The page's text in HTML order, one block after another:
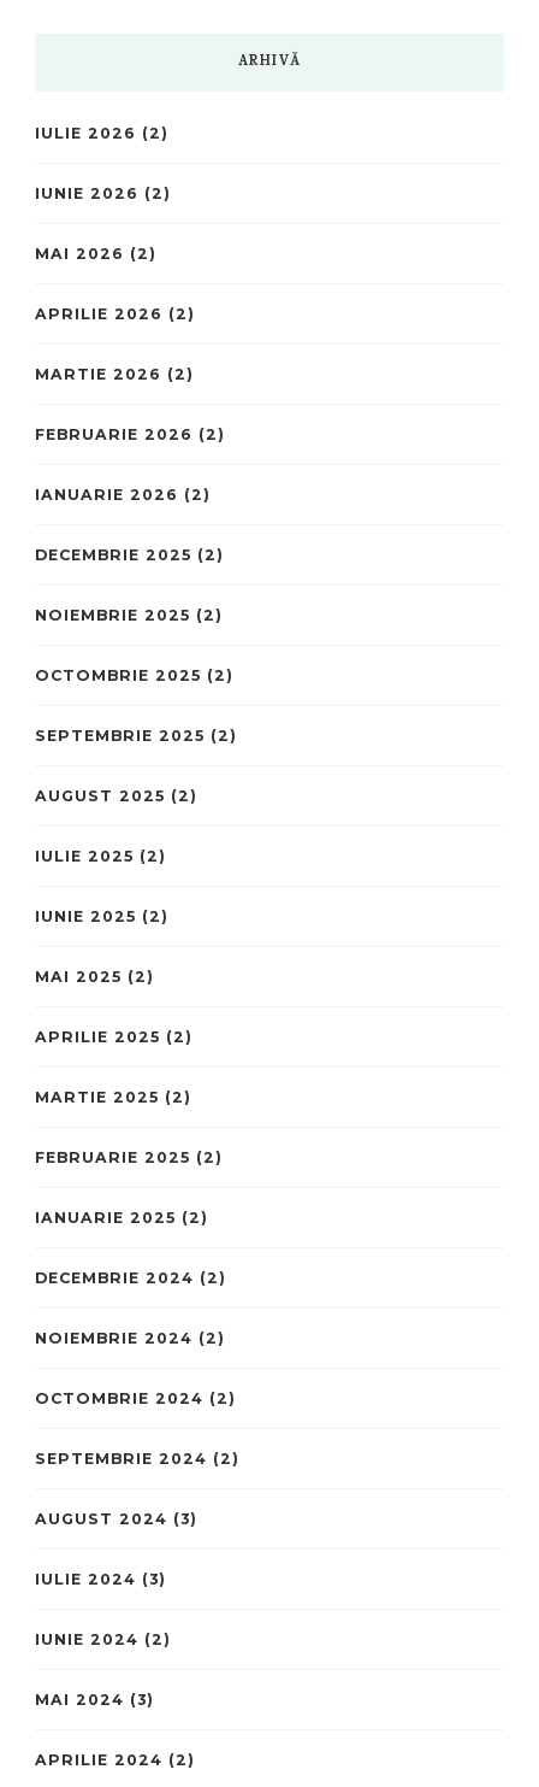
ARHIVĂ
IULIE 2026 (2)
IUNIE 2026 (2)
MAI 2026 (2)
APRILIE 2026 (2)
MARTIE 2026 (2)
FEBRUARIE 2026 (2)
IANUARIE 2026 (2)
DECEMBRIE 2025 (2)
NOIEMBRIE 2025 (2)
OCTOMBRIE 2025 (2)
SEPTEMBRIE 2025 (2)
AUGUST 2025 (2)
IULIE 2025 (2)
IUNIE 2025 (2)
MAI 2025 (2)
APRILIE 2025 (2)
MARTIE 2025 (2)
FEBRUARIE 2025 (2)
IANUARIE 2025 (2)
DECEMBRIE 2024 (2)
NOIEMBRIE 2024 (2)
OCTOMBRIE 2024 (2)
SEPTEMBRIE 2024 (2)
AUGUST 2024 (3)
IULIE 2024 (3)
IUNIE 2024 (2)
MAI 2024 (3)
APRILIE 2024 (2)